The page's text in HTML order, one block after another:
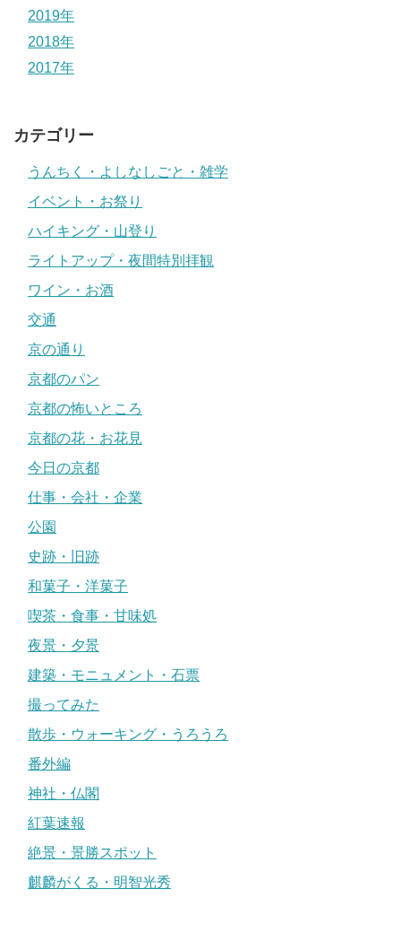
2019年
2018年
2017年
カテゴリー
うんちく・よしなしごと・雑学
イベント・お祭り
ハイキング・山登り
ライトアップ・夜間特別拝観
ワイン・お酒
交通
京の通り
京都のパン
京都の怖いところ
京都の花・お花見
今日の京都
仕事・会社・企業
公園
史跡・旧跡
和菓子・洋菓子
喫茶・食事・甘味処
夜景・夕景
建築・モニュメント・石票
撮ってみた
散歩・ウォーキング・うろうろ
番外編
神社・仏閣
紅葉速報
絶景・景勝スポット
麒麟がくる・明智光秀